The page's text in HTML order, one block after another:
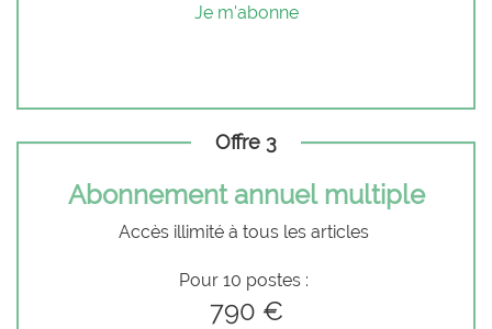
Je m'abonne
Offre 3
Abonnement annuel multiple
Accès illimité à tous les articles
Pour 10 postes :
790 €